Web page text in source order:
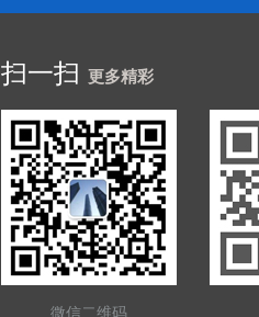
扫一扫 更多精彩
微信二维码